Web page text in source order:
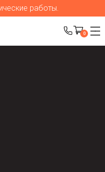
работы.
0